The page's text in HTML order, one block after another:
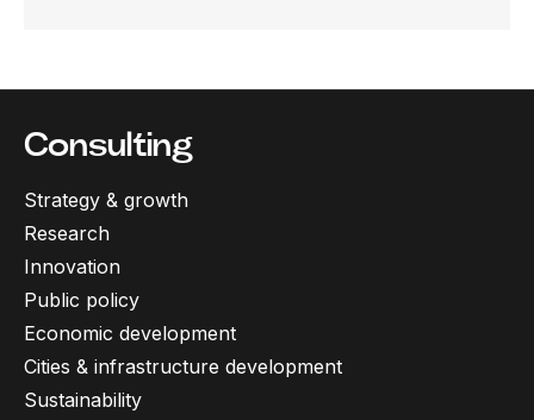
Consulting
Strategy & growth
Research
Innovation
Public policy
Economic development
Cities & infrastructure development
Sustainability